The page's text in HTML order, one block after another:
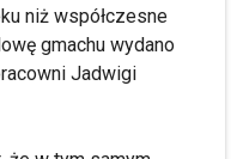
niż współczesne
gmachu wydano
Jadwigi